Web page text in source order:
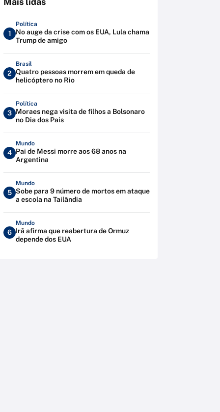
1
Política
No auge da crise com os EUA, Lula chama
Trump de amigo
2
Brasil
Quatro pessoas morrem em queda de
helicóptero no Rio
3
Política
Moraes nega visita de filhos a Bolsonaro
no Dia dos Pais
4
Mundo
Pai de Messi morre aos 68 anos na
Argentina
5
Mundo
Sobe para 9 número de mortos em ataque
a escola na Tailândia
6
Mundo
Irã afirma que reabertura de Ormuz
depende dos EUA